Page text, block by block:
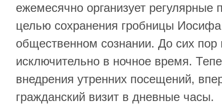
ежемесячно организует регулярные
целью сохранения гробницы
общественном сознании. До сих пор
исключительно в ночное время.
внедрения утренних посещений,
гражданский визит в дневные часы.